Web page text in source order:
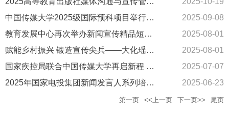
中国传媒大学2025级国际预科项目举行开学典礼
2025-09-08
教育发展中心再次举办新闻宣传精品短训营
2025-08-01
赋能乡村振兴 锻造宣传尖兵——大化瑶族自治县宣传技能提升研修班在中国传媒大学开班
2025-08-01
国家疾控局联合中国传媒大学再启新程 持续赋能疾控干部媒介素养
2025-07-07
2025年国家电投集团新闻发言人系列培训圆满结束
2025-06-23
第一页 <<上一页 下一页>> 尾页